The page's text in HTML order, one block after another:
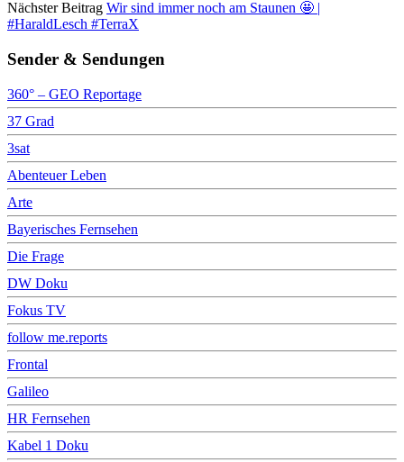
Nächster Beitrag Wir sind immer noch am Staunen 🤩 |
#HaraldLesch #TerraX
Sender & Sendungen
360° – GEO Reportage
37 Grad
3sat
Abenteuer Leben
Arte
Bayerisches Fernsehen
Die Frage
DW Doku
Fokus TV
follow me.reports
Frontal
Galileo
HR Fernsehen
Kabel 1 Doku